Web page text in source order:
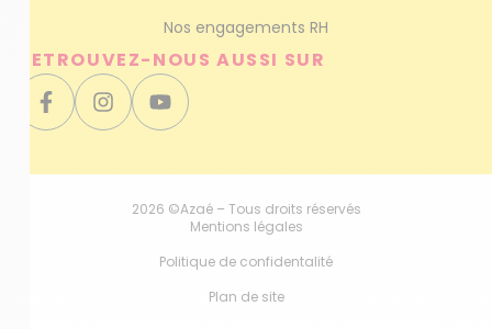
Nos engagements RH
RETROUVEZ-NOUS AUSSI SUR
2026 ©Azaé – Tous droits réservés
Mentions légales
Politique de confidentalité
Plan de site